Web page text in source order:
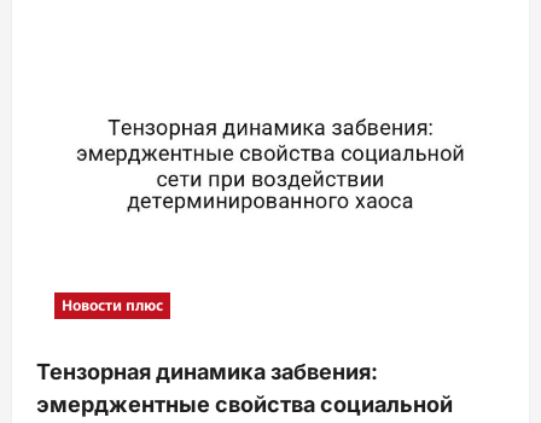
Новости плюс
Тензорная динамика забвения:
эмерджентные свойства социальной